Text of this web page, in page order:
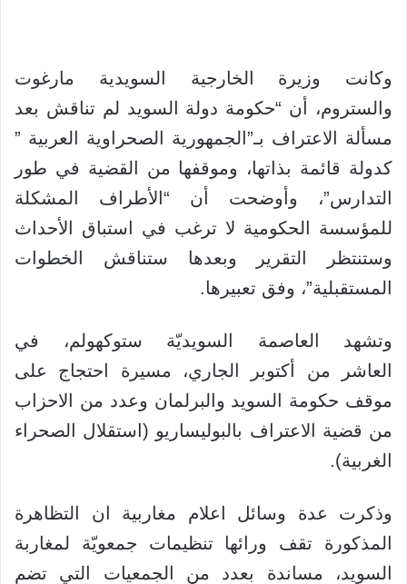
وكانت
وزيرة الخارجية السويدية مارغوت
والستروم، أن “حكومة دولة السويد لم تناقش بعد
مسألة الاعتراف بـ”الجمهورية الصحراوية العربية ”
كدولة قائمة بذاتها، وموقفها من القضية في طور
التدارس”، وأوضحت أن “الأطراف المشكلة
للمؤسسة الحكومية لا ترغب في استباق الأحداث
وستنتظر التقرير وبعدها ستناقش الخطوات
المستقبلية”، وفق تعبيرها.
وتشهد العاصمة السويديّة ستوكهولم، في
العاشر من أكتوبر الجاري، مسيرة احتجاج على
موقف حكومة السويد والبرلمان وعدد من الاحزاب
من قضية الاعتراف بالبوليساريو (استقلال الصحراء
الغربية).
وذكرت عدة وسائل اعلام مغاربية ان التظاهرة
المذكورة تقف ورائها تنظيمات جمعويّة لمغاربة
السويد، مساندة بعدد من الجمعيات التي تضم